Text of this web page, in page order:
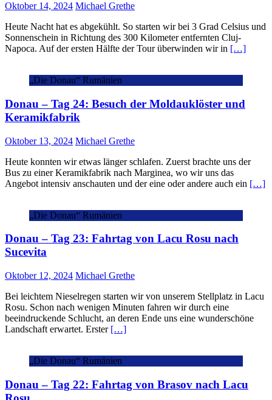
Oktober 14, 2024 Michael Grethe
Heute Nacht hat es abgekühlt. So starten wir bei 3 Grad Celsius und
Sonnenschein in Richtung des 300 Kilometer entfernten Cluj-
Napoca. Auf der ersten Hälfte der Tour überwinden wir in […]
„Die Donau“ Rumänien
Donau – Tag 24: Besuch der Moldauklöster und
Keramikfabrik
Oktober 13, 2024 Michael Grethe
Heute konnten wir etwas länger schlafen. Zuerst brachte uns der
Bus zu einer Keramikfabrik nach Marginea, wo wir uns das
Angebot intensiv anschauten und der eine oder andere auch ein […]
„Die Donau“ Rumänien
Donau – Tag 23: Fahrtag von Lacu Rosu nach
Sucevita
Oktober 12, 2024 Michael Grethe
Bei leichtem Nieselregen starten wir von unserem Stellplatz in Lacu
Rosu. Schon nach wenigen Minuten fahren wir durch eine
beeindruckende Schlucht, an deren Ende uns eine wunderschöne
Landschaft erwartet. Erster […]
„Die Donau“ Rumänien
Donau – Tag 22: Fahrtag von Brasov nach Lacu